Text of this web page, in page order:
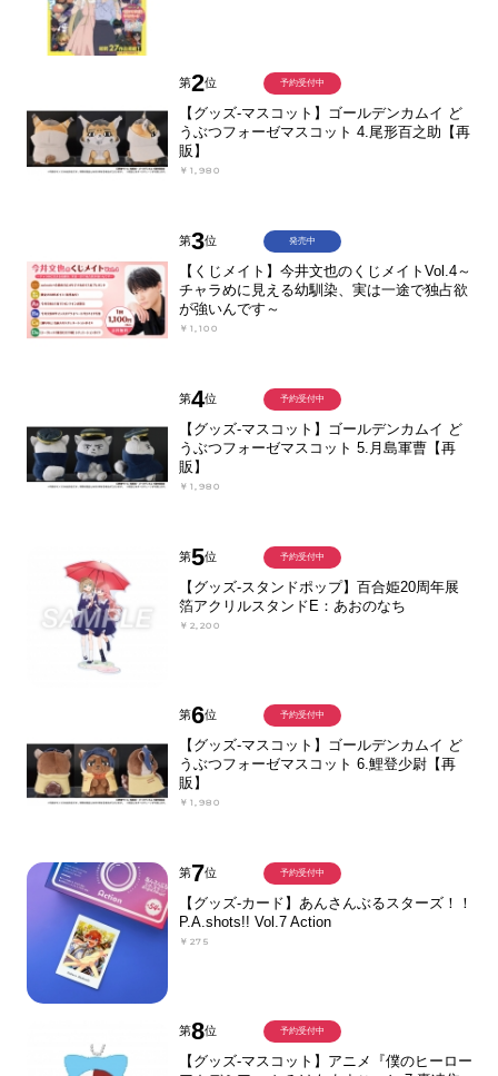
第2位
【グッズ-マスコット】ゴールデンカムイ ど
うぶつフォーゼマスコット 4.尾形百之助【再
販】
￥1,980
予約受付中
第3位
【くじメイト】今井文也のくじメイトVol.4～
チャラめに見える幼馴染、実は一途で独占欲
が強いんです～
￥1,100
発売中
第4位
【グッズ-マスコット】ゴールデンカムイ ど
うぶつフォーゼマスコット 5.月島軍曹【再
販】
￥1,980
予約受付中
第5位
【グッズ-スタンドポップ】百合姫20周年展
箔アクリルスタンドE：あおのなち
￥2,200
予約受付中
第6位
【グッズ-マスコット】ゴールデンカムイ ど
うぶつフォーゼマスコット 6.鯉登少尉【再
販】
￥1,980
予約受付中
第7位
【グッズ-カード】あんさんぶるスターズ！！
P.A.shots!! Vol.7 Action
￥275
予約受付中
第8位
【グッズ-マスコット】アニメ『僕のヒーロー
予約受付中